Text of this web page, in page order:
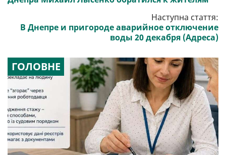
Наступна стаття:
В Днепре и пригороде аварийное отключение
воды 20 декабря (Адреса)
ГОЛОВНЕ